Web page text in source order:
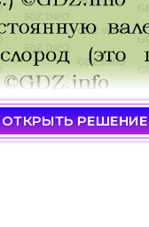
ОТКРЫТЬ РЕШЕНИЕ